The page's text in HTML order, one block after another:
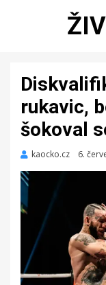
rukavic,
šokoval
kaocko.cz 6.